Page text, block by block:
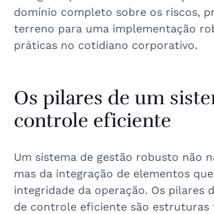
domínio completo sobre os riscos,
terreno para uma implementação
práticas no cotidiano corporativo.
Os pilares de um
controle eficiente
Um sistema de gestão robusto não
mas da integração de elementos
integridade da operação. Os pilares
de controle eficiente são estruturas